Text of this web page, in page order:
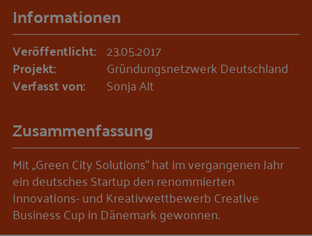
Informationen
Veröffentlicht: 23.05.2017
Projekt: Gründungsnetzwerk Deutschland
Verfasst von: Sonja Alt
Zusammenfassung
Mit „Green City Solutions“ hat im vergangenen Jahr
ein deutsches Startup den renommierten
Innovations- und Kreativwettbewerb Creative
Business Cup in Dänemark gewonnen.